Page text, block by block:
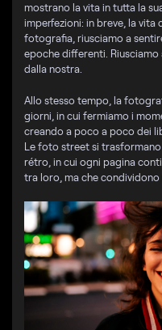
mostrano la vita in tutta la
imperfezioni: in breve, la vita
fotografia, riusciamo a
epoche differenti. Riusciamo
dalla nostra.
Allo stesso tempo, la
giorni, in cui fermiamo i
creando a poco a poco dei
Le foto street si
rétro, in cui ogni pagina
tra loro, ma che condividono